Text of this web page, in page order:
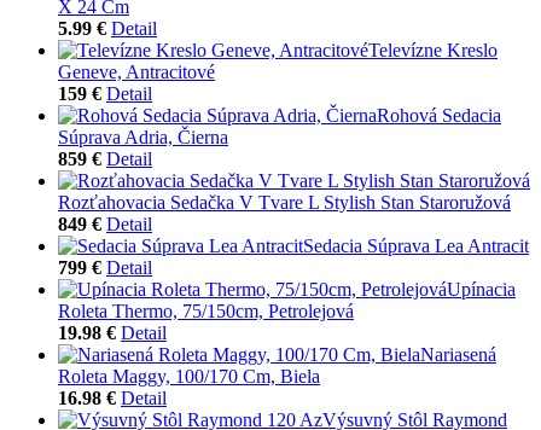
X 24 Cm
5.99 € Detail
Televízne Kreslo
Geneve, Antracitové
159 € Detail
Rohová Sedacia
Súprava Adria, Čierna
859 € Detail
Rozťahovacia Sedačka V Tvare L Stylish Stan Staroružová
849 € Detail
Sedacia Súprava Lea Antracit
799 € Detail
Upínacia
Roleta Thermo, 75/150cm, Petrolejová
19.98 € Detail
Nariasená
Roleta Maggy, 100/170 Cm, Biela
16.98 € Detail
Výsuvný Stôl Raymond